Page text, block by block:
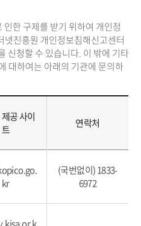
한 구제를 받기 위하여 개인정
진흥원 개인정보침해신고센터
신청할 수 있습니다. 이 밖에 기타
대하여는 아래의 기관에 문의하
공 사이
트
연락처
kr
(국번없이) 1833-
6972